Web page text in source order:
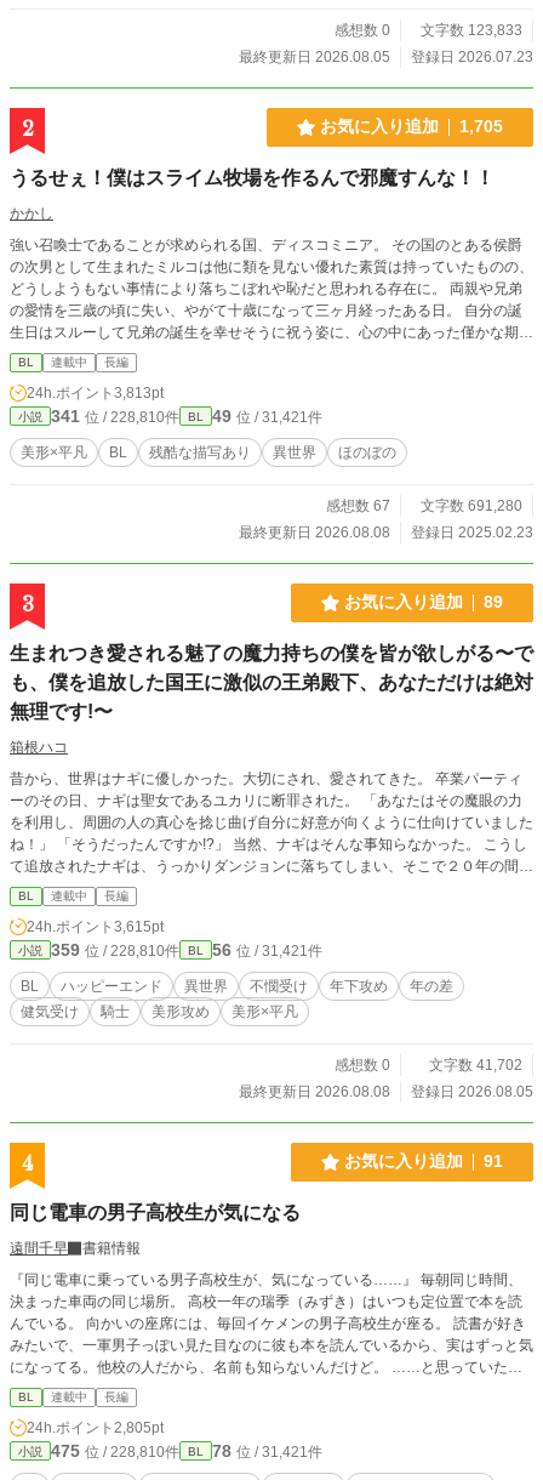
感想数 0
文字数 123,833
最終更新日 2026.08.05
登録日 2026.07.23
2 お気に入り追加 1,705
うるせぇ！僕はスライム牧場を作るんで邪魔すんな！！
かかし
強い召喚士であることが求められる国、ディスコミニア。 その国のとある侯爵
の次男として生まれたミルコは他に類を見ない優れた素質は持っていたものの、
どうしようもない事情により落ちこぼれや恥だと思われる存在に。 両親や兄弟
の愛情を三歳の頃に失い、やがて十歳になって三ヶ月経ったある日。 自分の誕
生日はスルーして兄弟の誕生を幸せそうに祝う姿に、心の中にあった僅かな期待
がぽっきりと折れてしまう。 自分の価値を再認識したミルコは、悲しい決意を
胸に抱く。 相棒のスライムと共に、名も存在も家族も捨てて生きていこうと…
のんびり新連載。 気まぐれ更新です。 BがLするまでかなり時間が掛かる予定で
すので注意！ サブCPに人外CPはありますが、主人公は人外CPにはなりませ
ん。 （この世界での獣人は人間の種類の一つですので人外ではないです。） ス
トックなくなるまでは07:10に公開 2026/06/22分からは19:10に公開 他サイトに
BL 連載中 長編
24h.ポイント 3,813pt
小説 341 位 / 228,810件 BL 49 位 / 31,421件
美形×平凡 BL 残酷な描写あり 異世界 ほのぼの
感想数 67
文字数 691,280
最終更新日 2026.08.08
登録日 2025.02.23
3 お気に入り追加 89
生まれつき愛される魅了の魔力持ちの僕を皆が欲しがる〜で
も、僕を追放した国王に激似の王弟殿下、あなただけは絶対
無理です!〜
箱根ハコ
昔から、世界はナギに優しかった。大切にされ、愛されてきた。 卒業パーティ
ーのその日、ナギは聖女であるユカリに断罪された。 「あなたはその魔眼の力
を利用し、周囲の人の真心を捻じ曲げ自分に好意が向くように仕向けていました
ね！」 「そうだったんですか!?」 当然、ナギはそんな事知らなかった。 こうし
て追放されたナギは、うっかりダンジョンに落ちてしまい、そこで２０年の間、
時を止められていた。 ２０年後、過去にナギを愛したが、最終的にユカリの側
に立ちナギを追放した現国王のアルフレドにそっくりな顔を持つ王弟ルイスに助
け出され、保護された。 更にナギは「そもそもの魔力値が高いのに、恋愛状態
にあればさらに倍増する」と研究結果が出された。 ある日、ルイスを始めとし
た国中の美男美女が王城に集められる。 そこで、アルフレドは宣言した。 「ナ
ギを落としたものに、金貨三千枚を与える！」 誰を信じていいかわからない。
そんなナギのそばに寄り添ってくれていたルイスだったが……。 無口系責任感
ハッピーエンド保証。 毎日更新です。 ムーンライトノベルスにも掲載していま
BL 連載中 長編
24h.ポイント 3,615pt
小説 359 位 / 228,810件 BL 56 位 / 31,421件
BL ハッピーエンド 異世界 不憫受け 年下攻め
年の差
健気受け
騎士 美形攻め 美形×平凡
感想数 0
文字数 41,702
最終更新日 2026.08.08
登録日 2026.08.05
4 お気に入り追加 91
同じ電車の男子高校生が気になる
遠間千早
書籍情報
『同じ電車に乗っている男子高校生が、気になっている……』 毎朝同じ時間、
決まった車両の同じ場所。 高校一年の瑞季（みずき）はいつも定位置で本を読
んでいる。 向かいの座席には、毎回イケメンの男子高校生が座る。 読書が好き
みたいで、一軍男子っぽい見た目なのに彼も本を読んでいるから、実はずっと気
になってる。他校の人だから、名前も知らないんだけど。 ……と思っていた
ら、ある日彼の方から話しかけてきたんですが！？ 美形先輩（春川）と地味キ
ャラ自認のみずきが毎朝電車でお話しして距離を縮める日常系ＢＬです。 ※長
編の息抜きに好きにやりました。 攻め 春川夜鷹(はるかわよだか) 受け 庵野
瑞季(あんのみずき)
BL 連載中 長編
24h.ポイント 2,805pt
小説 475 位 / 228,810件 BL 78 位 / 31,421件